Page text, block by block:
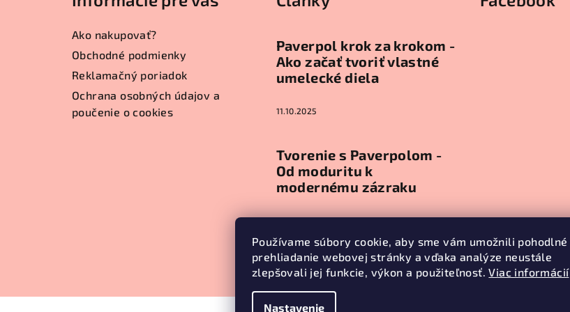
Používame súbory cookie, aby sme vám umožnili pohodlné
prehliadanie webovej stránky a vďaka analýze neustále
zlepšovali jej funkcie, výkon a použiteľnosť.Viac informácií
Nastavenie
Ako nakupovať?
Obchodné podmienky
Reklamačný poriadok
Ochrana osobných údajov a
poučenie o cookies
Paverpol krok za krokom -
Ako začať tvoriť vlastné
umelecké diela
11.10.2025
Tvorenie s Paverpolom -
Od moduritu k
modernému zázraku
11.10.2025
Archív